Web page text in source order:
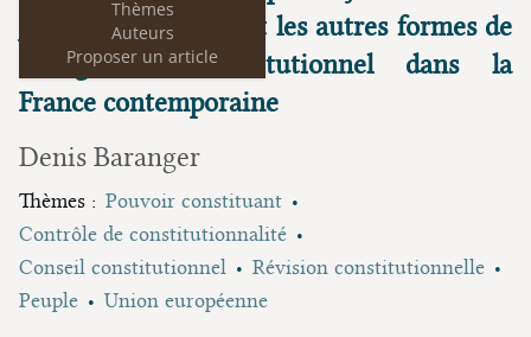
Thèmes
Auteurs
Proposer un article
juge, les révisions, et les autres formes de
changement constitutionnel dans la
France contemporaine
Denis Baranger
Thèmes : Pouvoir constituant
Contrôle de constitutionnalité
Conseil constitutionnel
Révision constitutionnelle
Peuple
Union européenne